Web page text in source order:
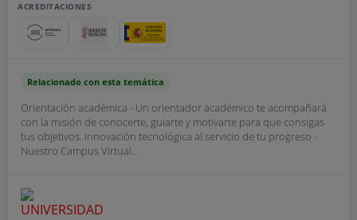
ACREDITACIONES
Relacionado con esta temática
Orientación académica - Un orientador académico te acompañará
con la misión de conocerte, guiarte y motivarte para que consigas
tus objetivos. Innovación tecnológica al servicio de tu progreso -
Nuestro Campus Virtual...